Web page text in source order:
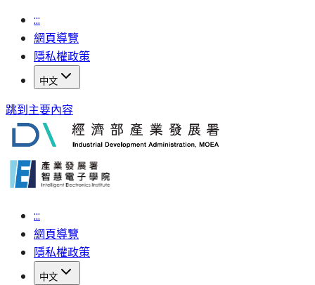
:::
網頁導覽
隱私權政策
中文
跳到主要內容
:::
網頁導覽
隱私權政策
中文